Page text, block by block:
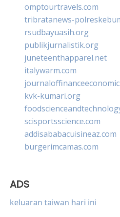
omptourtravels.com
tribratanews-
rsudbayuasih.org
publikjurnalistik.org
juneteenthapparel.net
italywarm.com
kvk-kumari.org
scisportsscience.com
addisababacuisineaz.com
burgerimcamas.com
ADS
keluaran taiwan hari ini